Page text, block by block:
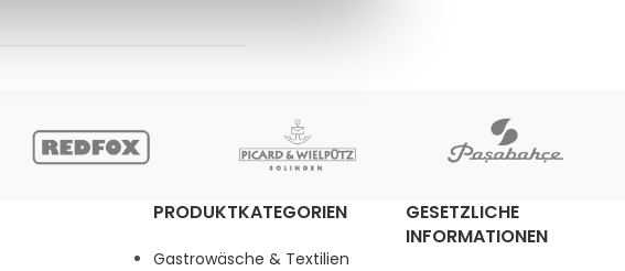
PRODUKTKATEGORIEN
Gastrowäsche & Textilien
GESETZLICHE
INFORMATIONEN